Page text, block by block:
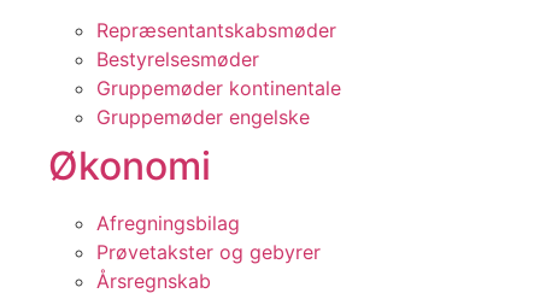
Repræsentantskabsmøder
Bestyrelsesmøder
Gruppemøder kontinentale
Gruppemøder engelske
Økonomi
Afregningsbilag
Prøvetakster og gebyrer
Årsregnskab